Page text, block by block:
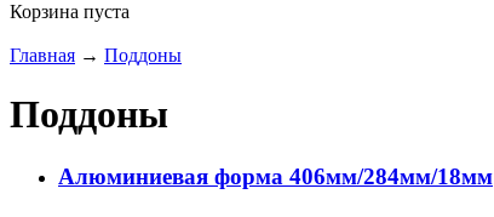
Корзина пуста
Главная → Поддоны
Поддоны
Алюминиевая форма 406мм/284мм/18мм